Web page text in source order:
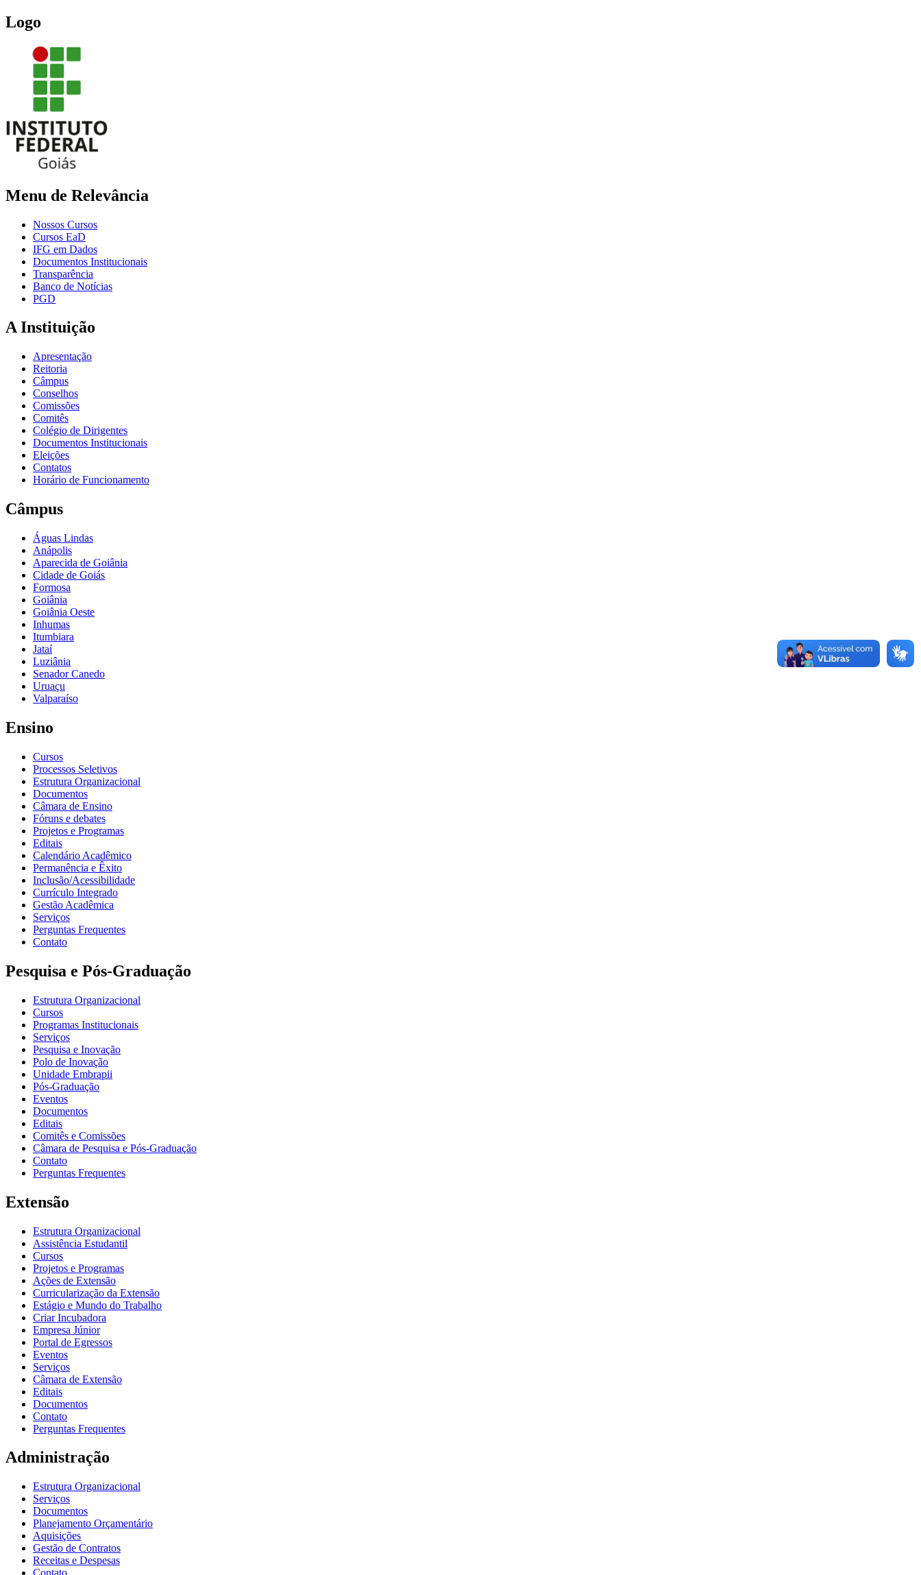
Logo
Menu de Relevância
Nossos Cursos
Cursos EaD
IFG em Dados
Documentos Institucionais
Transparência
Banco de Notícias
PGD
A Instituição
Apresentação
Reitoria
Câmpus
Conselhos
Comissões
Comitês
Colégio de Dirigentes
Documentos Institucionais
Eleições
Contatos
Horário de Funcionamento
Câmpus
Águas Lindas
Anápolis
Aparecida de Goiânia
Cidade de Goiás
Formosa
Goiânia
Goiânia Oeste
Inhumas
Itumbiara
Jataí
Luziânia
Senador Canedo
Uruaçu
Valparaíso
Ensino
Cursos
Processos Seletivos
Estrutura Organizacional
Documentos
Câmara de Ensino
Fóruns e debates
Projetos e Programas
Editais
Calendário Acadêmico
Permanência e Êxito
Inclusão/Acessibilidade
Currículo Integrado
Gestão Acadêmica
Serviços
Perguntas Frequentes
Contato
Pesquisa e Pós-Graduação
Estrutura Organizacional
Cursos
Programas Institucionais
Serviços
Pesquisa e Inovação
Polo de Inovação
Unidade Embrapii
Pós-Graduação
Eventos
Documentos
Editais
Comitês e Comissões
Câmara de Pesquisa e Pós-Graduação
Contato
Perguntas Frequentes
Extensão
Estrutura Organizacional
Assistência Estudantil
Cursos
Projetos e Programas
Ações de Extensão
Curricularização da Extensão
Estágio e Mundo do Trabalho
Criar Incubadora
Empresa Júnior
Portal de Egressos
Eventos
Serviços
Câmara de Extensão
Editais
Documentos
Contato
Perguntas Frequentes
Administração
Estrutura Organizacional
Serviços
Documentos
Planejamento Orçamentário
Aquisições
Gestão de Contratos
Receitas e Despesas